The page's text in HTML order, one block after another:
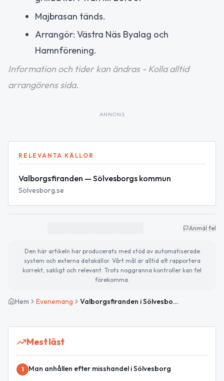
Majbrasan tänds.
Arrangör: Västra Näs Byalag och
Hamnförening.
Information och tider kan ändras - Kolla alltid
arrangörens sida.
ANNONS
RELEVANTA KÄLLOR
Valborgsfiranden — Sölvesborgs kommun
Sölvesborg.se
Anmäl fel
Den här artikeln har producerats med stöd av automatiserade
system och externa datakällor. Vårt mål är alltid att rapportera
korrekt, sakligt och relevant. Trots noggranna kontroller kan fel
förekomma.
Hem Evenemang Valborgsfiranden i Sölvesborgs kommun
Mest läst
1 Man anhållen efter misshandel i Sölvesborg